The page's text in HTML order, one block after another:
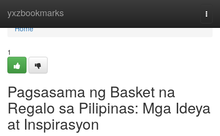
yxzbookmarks
Home
Home
1
Pagsasama ng Basket na
Regalo sa Pilipinas: Mga Ideya
at Inspirasyon